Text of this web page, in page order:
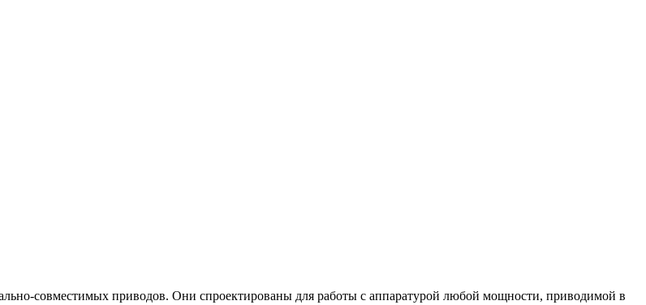
совместимых приводов. Они спроектированы для работы с аппаратурой любой мощности, приводимой в